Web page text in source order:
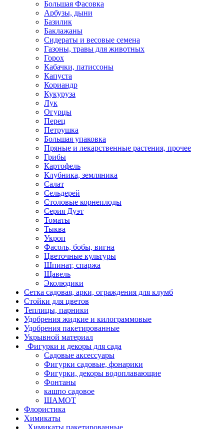
Большая Фасовка
Арбузы, дыни
Базилик
Баклажаны
Сидераты и весовые семена
Газоны, травы для животных
Горох
Кабачки, патиссоны
Капуста
Кориандр
Кукуруза
Лук
Огурцы
Перец
Петрушка
Большая упаковка
Пряные и лекарственные растения, прочее
Грибы
Картофель
Клубника, земляника
Салат
Сельдерей
Столовые корнеплоды
Серия Дуэт
Томаты
Тыква
Укроп
Фасоль, бобы, вигна
Цветочные культуры
Шпинат, спаржа
Щавель
Эколюдики
Сетка садовая, арки, ограждения для клумб
Стойки для цветов
Теплицы, парники
Удобрения жидкие и килограммовые
Удобрения пакетированные
Укрывной материал
Фигурки и декоры для сада
Садовые аксессуары
Фигурки садовые, фонарики
Фигурки, декоры водоплавающие
Фонтаны
кашпо садовое
ШАМОТ
Флористика
Химикаты
Химикаты пакетированные